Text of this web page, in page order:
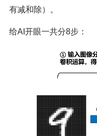
有减和除）。
给AI开眼一共分8步：